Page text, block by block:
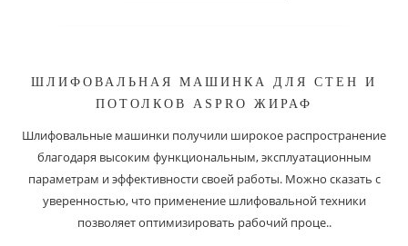
ШЛИФОВАЛЬНАЯ МАШИНКА ДЛЯ СТЕН И
ПОТОЛКОВ ASPRO ЖИРАФ
Шлифовальные машинки получили широкое распространение
благодаря высоким функциональным, эксплуатационным
параметрам и эффективности своей работы. Можно сказать с
уверенностью, что применение шлифовальной техники
позволяет оптимизировать рабочий проце..